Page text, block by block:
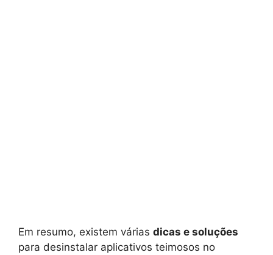
Em resumo, existem várias dicas e soluções
para desinstalar aplicativos teimosos no